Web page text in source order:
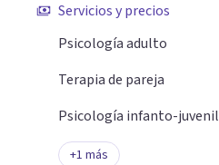
Servicios y precios
Psicología adulto
Terapia de pareja
Psicología infanto-juvenil
+1 más